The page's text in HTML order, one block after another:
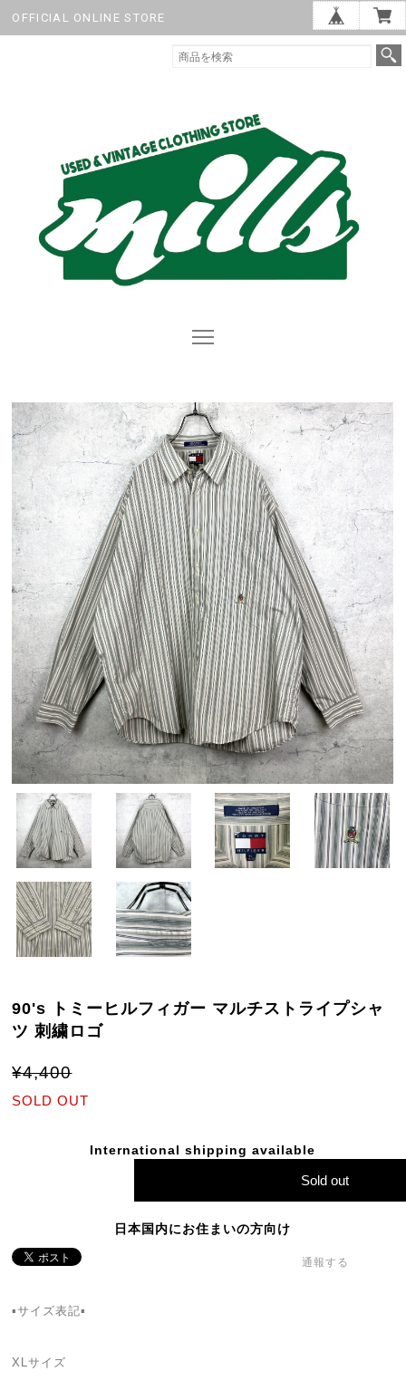
OFFICIAL ONLINE STORE
90's トミーヒルフィガー マルチストライプシャ
ツ 刺繍ロゴ
¥4,400
SOLD OUT
International shipping available
Sold out
日本国内にお住まいの方向け
通報する
▪サイズ表記▪
XLサイズ